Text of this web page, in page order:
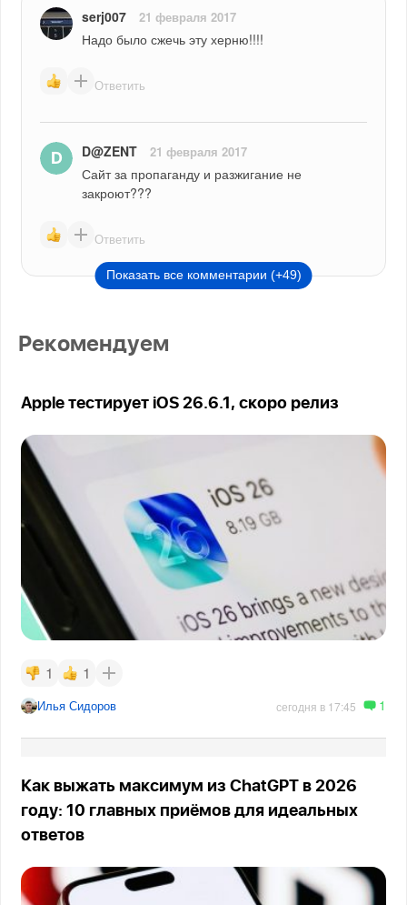
serj007 21 февраля 2017
Надо было сжечь эту херню!!!!
Ответить
D@ZENT 21 февраля 2017
Сайт за пропаганду и разжигание не
закроют???
Ответить
Показать все комментарии (+49)
Рекомендуем
Apple тестирует iOS 26.6.1, скоро релиз
1 1
Илья Сидоров сегодня в 17:45 1
Как выжать максимум из ChatGPT в 2026
году: 10 главных приёмов для идеальных
ответов